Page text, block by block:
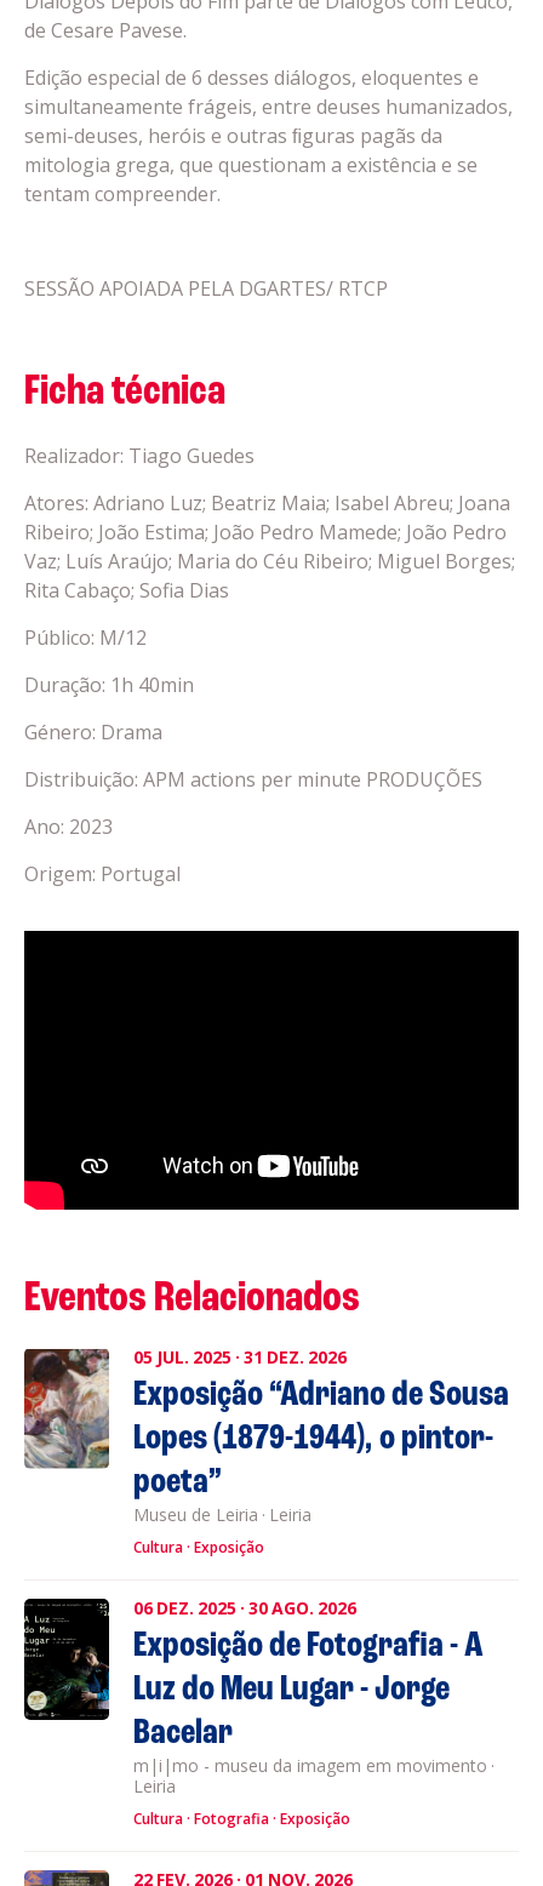
de Cesare Pavese.
Edição especial de 6 desses diálogos, eloquentes e
simultaneamente frágeis, entre deuses humanizados,
semi-deuses, heróis e outras ﬁguras pagãs da
mitologia grega, que questionam a existência e se
tentam compreender.
SESSÃO APOIADA PELA DGARTES/ RTCP
Ficha técnica
Realizador: Tiago Guedes
Atores: Adriano Luz; Beatriz Maia; Isabel Abreu; Joana
Ribeiro; João Estima; João Pedro Mamede; João Pedro
Vaz; Luís Araújo; Maria do Céu Ribeiro; Miguel Borges;
Rita Cabaço; Sofia Dias
Público: M/12
Duração: 1h 40min
Género: Drama
Distribuição: APM actions per minute PRODUÇÕES
Ano: 2023
Origem: Portugal
Eventos Relacionados
05 JUL. 2025 · 31 DEZ. 2026
Exposição “Adriano de Sousa
Lopes (1879-1944), o pintor-
poeta”
Museu de Leiria · Leiria
Cultura Exposição
06 DEZ. 2025 · 30AGO. 2026
Exposição de Fotografia - A
Luz do Meu Lugar - Jorge
Bacelar
m|i|mo - museu da imagem em movimento ·
Leiria
Cultura Fotografia Exposição
22 FEV. 2026 · 01 NOV. 2026